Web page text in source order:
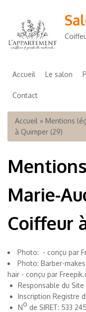
Accueil Le salon
Contact
Vous êtes ici
Accueil » Mentions
à Quimper (29)
Marie-
Coiffeur
Photo: - conçu par
Photo: Barber-
hair - conçu par
Responsable du
Inscription Registre
No de SIRET: 533